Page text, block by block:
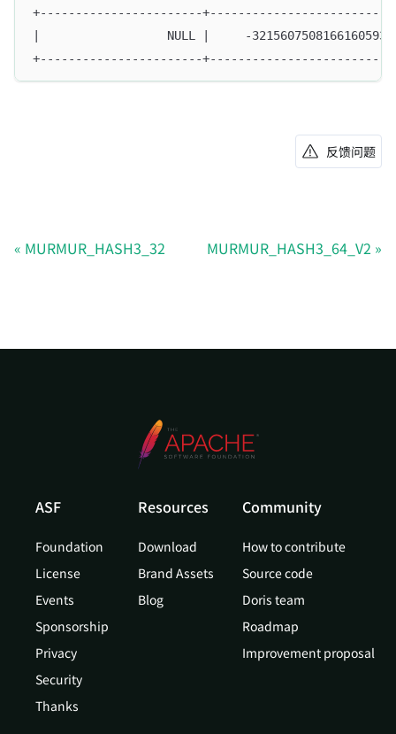
+-----------------------
|                  NULL |     -
+-----------------------
反馈问题
MURMUR_HASH3_32 MURMUR_HASH3_64_V2
ASF
Foundation
License
Events
Sponsorship
Privacy
Security
Thanks
Resources
Download
Brand Assets
Blog
Community
How to contribute
Source code
Doris team
Roadmap
Improvement proposal